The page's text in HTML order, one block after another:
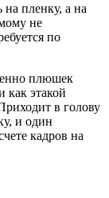
на пленку, а на
не
по
плюшек
как этакой
в голову
и один
кадров на